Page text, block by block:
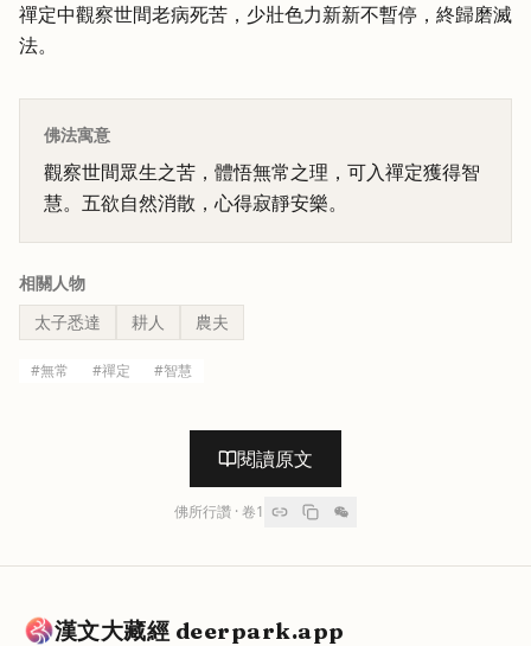
禪定中觀察世間老病死苦，少壯色力新新不暫停，終歸磨滅
法。
佛法寓意
觀察世間眾生之苦，體悟無常之理，可入禪定獲得智
慧。五欲自然消散，心得寂靜安樂。
相關人物
太子悉達
耕人 農夫
#無常 #禪定 #智慧
閱讀原文
佛所行讚 · 卷1
漢文大藏經 deerpark.app